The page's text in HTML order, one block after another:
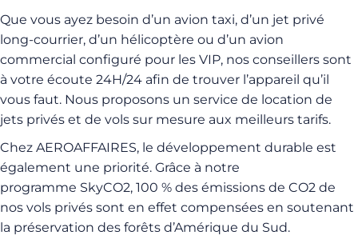
Que vous ayez besoin d’un avion taxi, d’un jet privé
long-courrier, d’un hélicoptère ou d’un avion
commercial configuré pour les VIP, nos conseillers sont
à votre écoute 24H/24 afin de trouver l’appareil qu’il
vous faut. Nous proposons un service de location de
jets privés et de vols sur mesure aux meilleurs tarifs.
Chez AEROAFFAIRES, le développement durable est
également une priorité. Grâce à notre
programme SkyCO2, 100 % des émissions de CO2 de
nos vols privés sont en effet compensées en soutenant
la préservation des forêts d’Amérique du Sud.